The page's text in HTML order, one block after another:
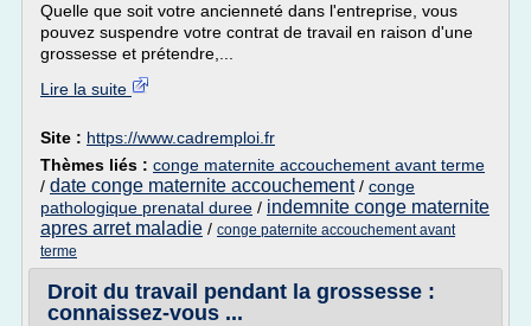
Quelle que soit votre ancienneté dans l'entreprise, vous
pouvez suspendre votre contrat de travail en raison d'une
grossesse et prétendre,...
Lire la suite
Site : https://www.cadremploi.fr
Thèmes liés : conge maternite accouchement avant terme
/ date conge maternite accouchement/ conge
pathologique prenatal duree / indemnite conge maternite
apres arret maladie / conge paternite accouchement avant
terme
Droit du travail pendant la grossesse :
connaissez-vous ...